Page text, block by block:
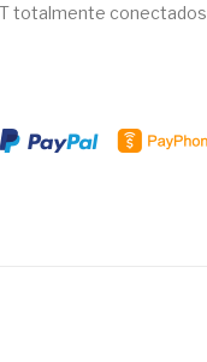
totalmente conectados